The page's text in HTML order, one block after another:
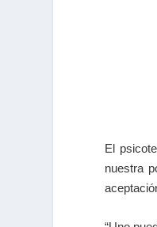
El
nuestra